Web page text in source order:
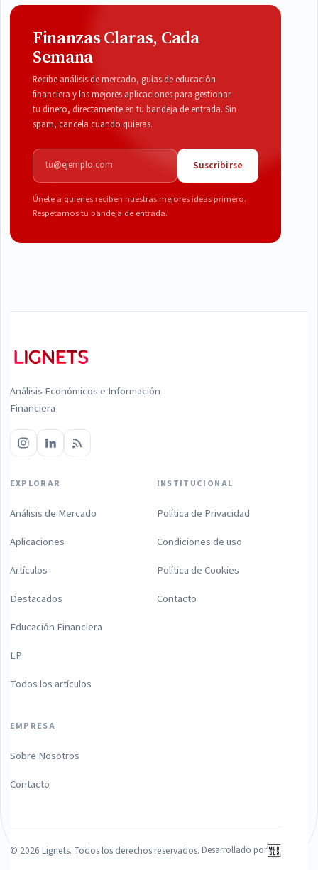
Finanzas Claras, Cada
Semana
Recibe análisis de mercado, guías de educación
financiera y las mejores aplicaciones para gestionar
tu dinero, directamente en tu bandeja de entrada. Sin
spam, cancela cuando quieras.
Correo electrónico
Suscribirse
Únete a quienes reciben nuestras mejores ideas primero.
Respetamos tu bandeja de entrada.
Análisis Económicos e Información
Financiera
EXPLORAR
Análisis de Mercado
Aplicaciones
Artículos
Destacados
Educación Financiera
LP
Todos los artículos
INSTITUCIONAL
Política de Privacidad
Condiciones de uso
Política de Cookies
Contacto
EMPRESA
Sobre Nosotros
Contacto
© 2026 Lignets. Todos los derechos reservados. Desarrollado por